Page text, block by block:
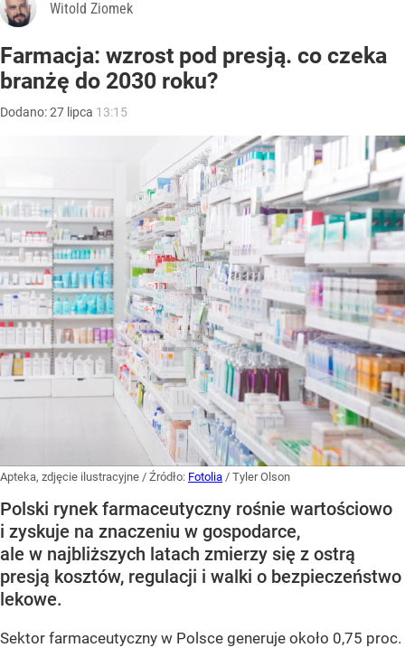
Witold Ziomek
Farmacja: wzrost pod presją. co czeka
branżę do 2030 roku?
Dodano:27 lipca 13:15
Apteka, zdjęcie ilustracyjne / Źródło: Fotolia / Tyler Olson
Polski rynek farmaceutyczny rośnie wartościowo
i zyskuje na znaczeniu w gospodarce,
ale w najbliższych latach zmierzy się z ostrą
presją kosztów, regulacji i walki o bezpieczeństwo
lekowe.
Sektor farmaceutyczny w Polsce generuje około 0,75 proc.